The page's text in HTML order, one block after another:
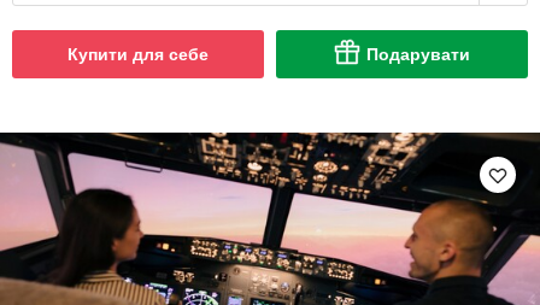
Купити для себе Подарувати